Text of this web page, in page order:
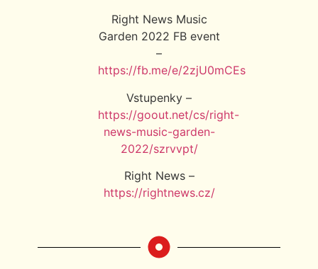
Right News Music
Garden 2022 FB event
–
https://fb.me/e/2zjU0mCEs
Vstupenky –
https://goout.net/cs/right-
news-music-garden-
2022/szrvvpt/
Right News –
https://rightnews.cz/